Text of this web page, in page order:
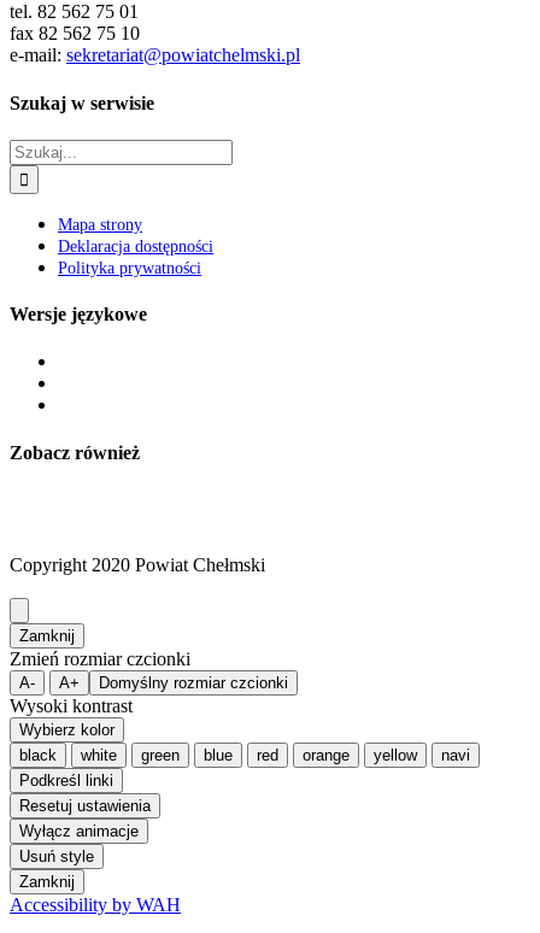
tel. 82 562 75 01
fax 82 562 75 10
e-mail: sekretariat@powiatchelmski.pl
Szukaj w serwisie
Szukaj
Mapa strony
Deklaracja dostępności
Polityka prywatności
Wersje językowe
Zobacz również
Copyright 2020 Powiat Chełmski
Zamknij
Zmień rozmiar czcionki
A- A+ Domyślny rozmiar czcionki
Wysoki kontrast
Wybierz kolor
black
white green blue red orange yellow
navi
Podkreśl linki
Resetuj ustawienia
Wyłącz animacje
Usuń style
Zamknij
Accessibility by WAH